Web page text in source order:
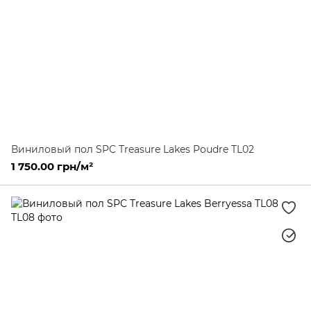
Виниловый пол SPC Treasure Lakes Poudre TL02
1 750.00 грн/м²